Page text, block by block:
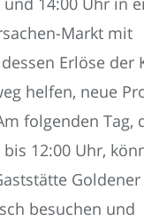
Markt mit
Erlöse der
helfen, neue
folgenden Tag,
12:00 Uhr,
besuchen und